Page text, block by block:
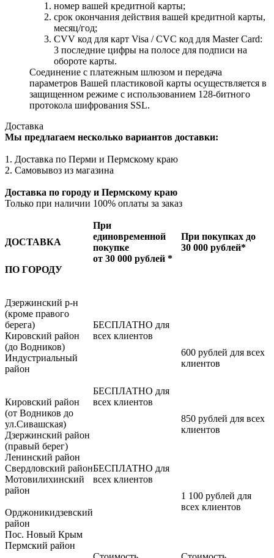
номер вашей кредитной карты;
cрок окончания действия вашей кредитной карты,
месяц/год;
CVV код для карт Visa / CVC код для Master Card:
3 последние цифры на полосе для подписи на
обороте карты.
Соединение с платежным шлюзом и передача
параметров Вашей пластиковой карты осуществляется в
защищенном режиме с использованием 128-битного
протокола шифрования SSL.
Доставка
Мы предлагаем несколько вариантов доставки:
1. Доставка по Перми и Пермскому краю
2. Самовывоз из магазина
Доставка по городу и Пермскому краю
Только при наличии 100% оплаты за заказ
ДОСТАВКА
При
единовременной
покупке
от 30 000 рублей *
При покупках до
30 000 рублей*
ПО ГОРОДУ
Дзержинский р-н
(кроме правого
берега)
Кировский район
(до Водников)
Индустриальный
район
Кировский район
(от Водников до
ул.Сивашская)
Дзержинский район
(правый берег)
Ленинский район
Свердловский район
Мотовилихинский
район
Орджоникидзевский
район
Пос. Новый Крым
Пермский район
БЕСПЛАТНО для
всех клиентов
БЕСПЛАТНО для
всех клиентов
БЕСПЛАТНО для
всех клиентов
600 рублей для всех
клиентов
850 рублей для всех
клиентов
1 100 рублей для
всех клиентов